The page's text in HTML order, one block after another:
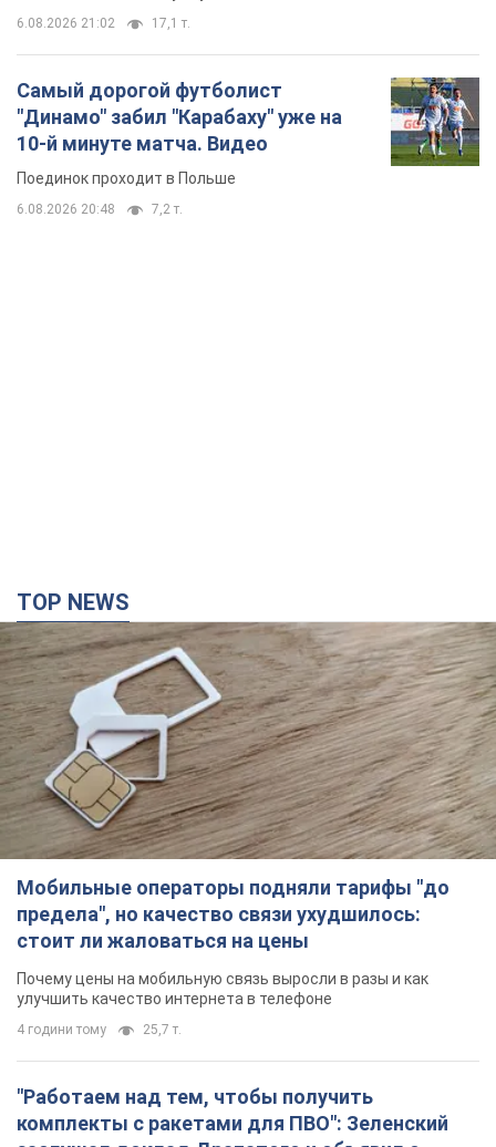
Мобильные операторы подняли тарифы "до
предела", но качество связи ухудшилось:
стоит ли жаловаться на цены
Почему цены на мобильную связь выросли в разы и как
улучшить качество интернета в телефоне
4 години тому 25,7 т.
"Работаем над тем, чтобы получить
комплекты с ракетами для ПВО": Зеленский
заслушал доклад Драпатого и объявил о
вопросы в украинской армии
В оккупированной Ялте прогремели мощные
взрывы: поднимается черный дым. Фото и
видео